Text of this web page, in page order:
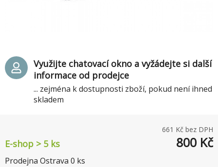
661 Kč bez DPH
E-shop > 5 ks 800 Kč
Prodejna Ostrava 0 ks
Využijte chatovací okno a vyžádejte si další
informace od prodejce
... zejména k dostupnosti zboží, pokud není ihned
skladem